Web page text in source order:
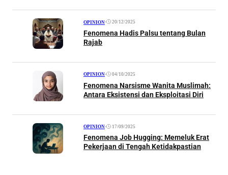
OPINION• 20/12/2025
Fenomena Hadis Palsu tentang Bulan
Rajab
OPINION• 04/10/2025
Fenomena Narsisme Wanita Muslimah:
Antara Eksistensi dan Eksploitasi Diri
OPINION• 17/09/2025
Fenomena Job Hugging: Memeluk Erat
Pekerjaan di Tengah Ketidakpastian